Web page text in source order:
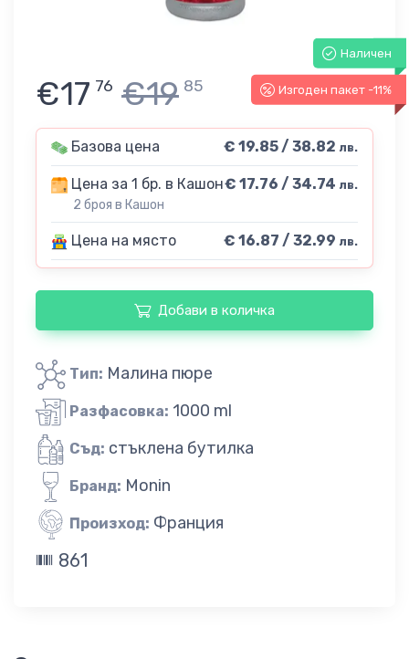
Наличен
Изгоден пакет -11%
€17 76 €19 85
Базова цена € 19.85 / 38.82 лв.
Цена за 1 бр. в Кашон
2 броя в Кашон
€ 17.76 / 34.74 лв.
Цена на място € 16.87 / 32.99 лв.
Добави в количка
Тип: Малина пюре
Разфасовка: 1000 ml
Съд: стъклена бутилка
Бранд: Monin
Произход: Франция
861